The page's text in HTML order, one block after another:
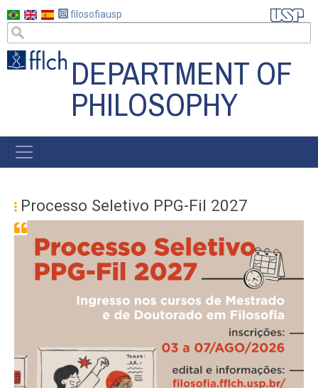
to
main
content
filosofiausp
DEPARTMENT OF
PHILOSOPHY
MENU
Processo Seletivo PPG-Fil 2027